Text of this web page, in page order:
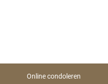
Online condoleren